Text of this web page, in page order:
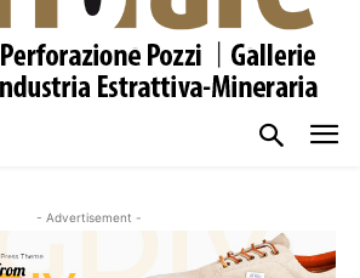
- Advertisement -